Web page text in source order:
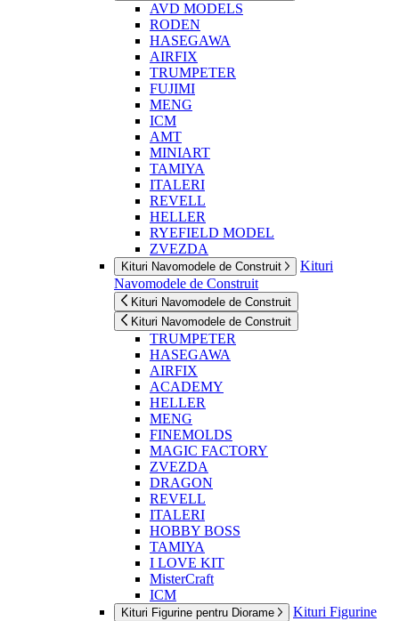
AVD MODELS
RODEN
HASEGAWA
AIRFIX
TRUMPETER
FUJIMI
MENG
ICM
AMT
MINIART
TAMIYA
ITALERI
REVELL
HELLER
RYEFIELD MODEL
ZVEZDA
Kituri Navomodele de Construit
Kituri
Navomodele de Construit
Kituri Navomodele de Construit
Kituri Navomodele de Construit
TRUMPETER
HASEGAWA
AIRFIX
ACADEMY
HELLER
MENG
FINEMOLDS
MAGIC FACTORY
ZVEZDA
DRAGON
REVELL
ITALERI
HOBBY BOSS
TAMIYA
I LOVE KIT
MisterCraft
ICM
Kituri Figurine pentru Diorame
Kituri Figurine